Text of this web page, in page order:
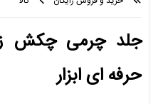
جلد چرمی چکش
حرفه ای ابزار